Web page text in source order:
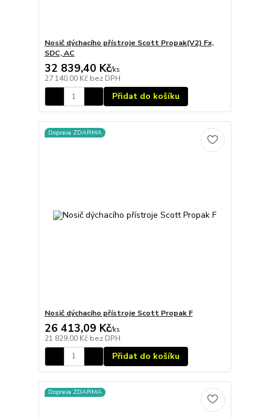
Nosič dýchacího přístroje Scott Propak(V2) Fx,
SDC, AC
32 839,40 Kč/ks
27 140,00 Kč bez DPH
Přidat do košíku
Doprava ZDARMA
Nosič dýchacího přístroje Scott Propak F
26 413,09 Kč/ks
21 829,00 Kč bez DPH
Přidat do košíku
Doprava ZDARMA